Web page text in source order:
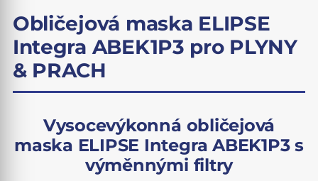
Obličejová maska ELIPSE
Integra ABEK1P3 pro PLYNY
& PRACH
Vysocevýkonná obličejová
maska ELIPSE Integra ABEK1P3 s
výměnnými filtry